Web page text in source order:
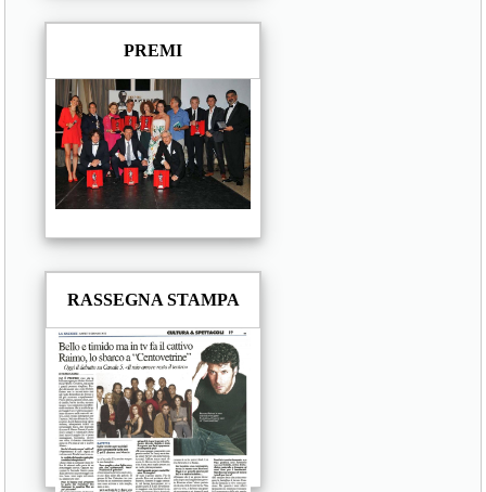
PREMI
RASSEGNA STAMPA